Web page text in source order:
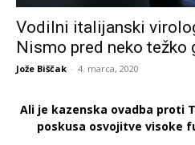
Vodilni italijanski
Nismo pred neko težko
Jože Biščak - 4. marca, 2020
Ali je kazenska ovadba proti
poskusa osvojitve visoke